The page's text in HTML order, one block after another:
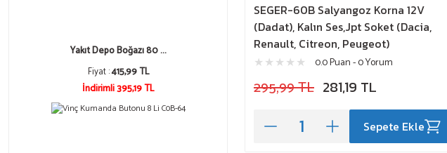
Yakıt Depo Boğazı 80 ...
Fiyat :415,99 TL
İndirimli 395,19 TL
SEGER-60B Salyangoz Korna 12V
(Dadat), Kalın Ses,Jpt Soket (Dacia,
Renault, Citreon, Peugeot)
0.0 Puan - 0 Yorum
295,99 TL 281,19 TL
Sepete Ekle